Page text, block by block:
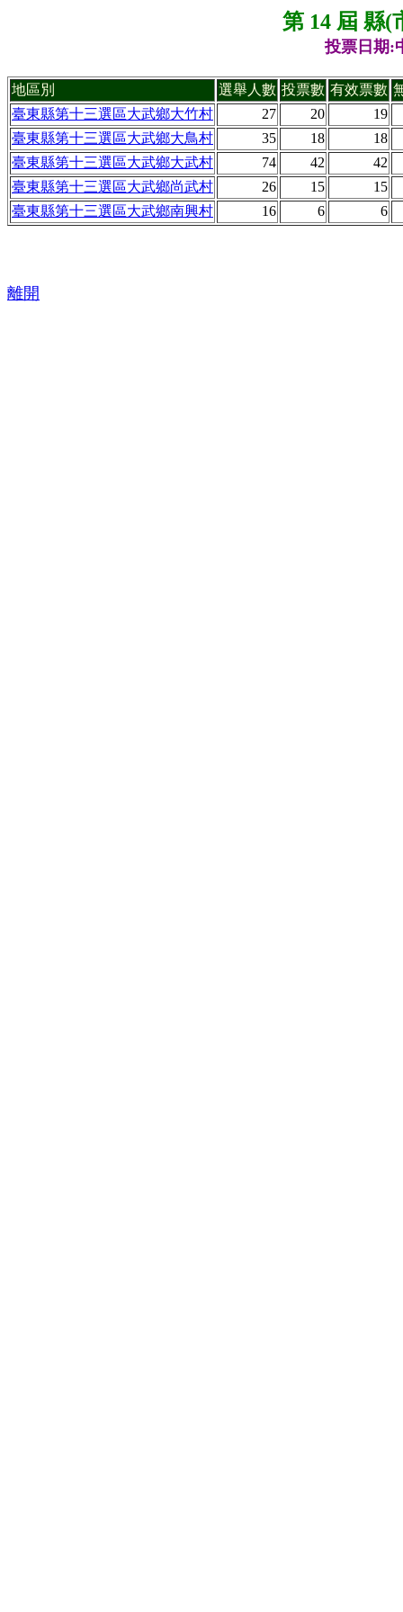
第 14 屆 縣(
投票日期:
地區別 選舉人數 投票數 有效票數
臺東縣第十三選區大武鄉大竹村
27 20
19
臺東縣第十三選區大武鄉大鳥村
35 18
18
臺東縣第十三選區大武鄉大武村
74 42
42
臺東縣第十三選區大武鄉尚武村
26 15
15
臺東縣第十三選區大武鄉南興村
16 6 6
離開